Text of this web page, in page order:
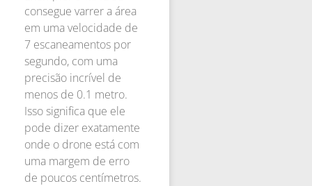
consegue varrer a área
em uma velocidade de
7 escaneamentos por
segundo, com uma
precisão incrível de
menos de 0.1 metro.
Isso significa que ele
pode dizer exatamente
onde o drone está com
uma margem de erro
de poucos centímetros.